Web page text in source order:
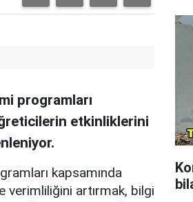
programları
etkinliklerini
kapsamında
verimliliğini artırmak, bilgi